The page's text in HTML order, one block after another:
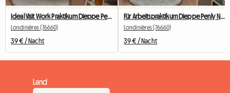
Ideal Visit Work Praktikum Dieppe Penly.
Londinières (76660)
39 € / Nacht
Für Arbeitspraktikum Dieppe Penly Neufchâtel En Bray
Londinières (76660)
39 € / Nacht
Land